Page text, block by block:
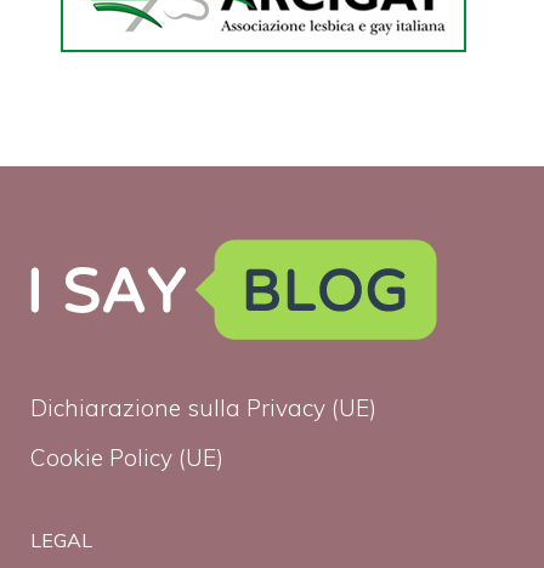
Dichiarazione sulla Privacy (UE)
Cookie Policy (UE)
LEGAL